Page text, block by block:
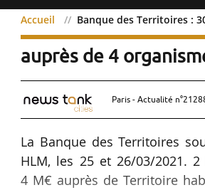
Accueil Banque des Territoires :
Banque des
auprès de 4
Paris - Actualité
La Banque des Territoires
HLM, les 25 et 26/03/2021.
4 M€ auprès de Territoire